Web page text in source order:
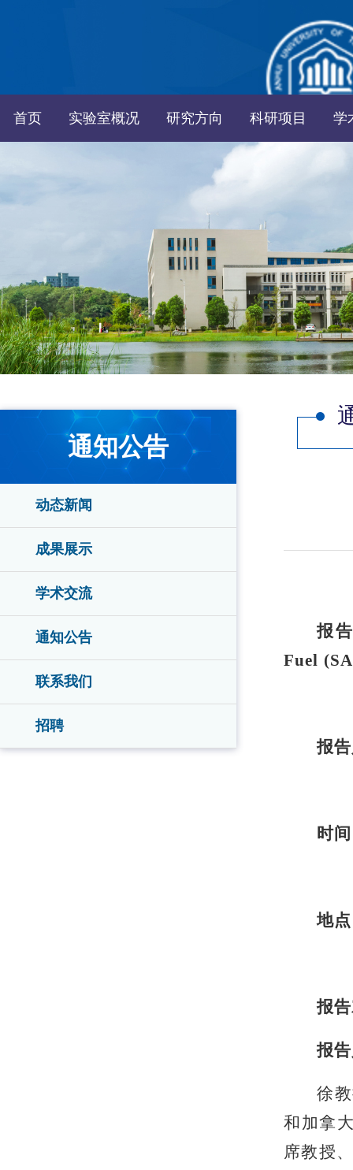
首页 实验室概况 研究方向 科研项目 学
通知公告
动态新闻
成果展示
学术交流
通知公告
联系我们
招聘
报
Fuel
报
时
地
报
报
徐
和加拿
席教授